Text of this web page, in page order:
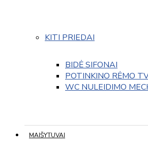
KITI PRIEDAI
BIDĖ SIFONAI
POTINKINO RĖMO
WC NULEIDIMO
MAIŠYTUVAI